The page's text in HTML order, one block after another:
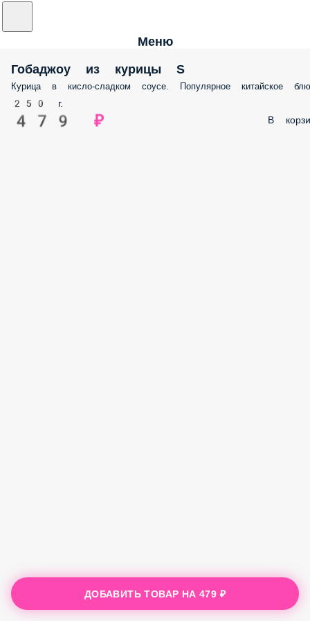
Меню
Гобаджоу из курицы S
Курица в кисло-сладком соусе. Популярное китайское
250 г.
479 ₽ В
ДОБАВИТЬ ТОВАР НА479 ₽